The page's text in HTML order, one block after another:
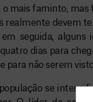
o mais faminto,
realmente devem
seguida, alguns
dias para
para não serem
se